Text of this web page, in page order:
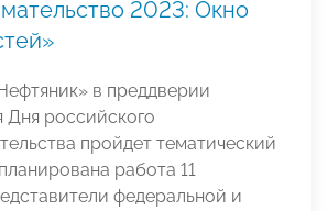
2023: Окно
в преддверии
Дня российского
пройдет тематический
работа 11
федеральной и